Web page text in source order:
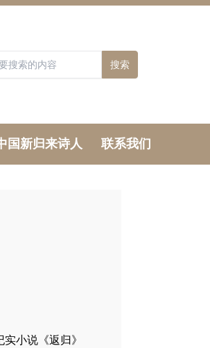
搜索
国新归来诗人 联系我们
小说《返归》